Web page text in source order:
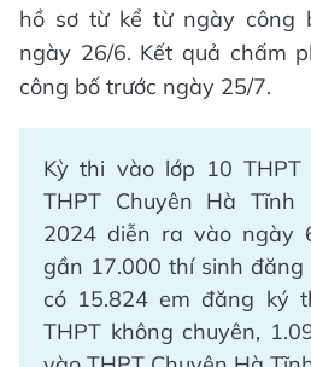
hồ sơ từ kể từ ngày công
ngày 26/6. Kết quả chấm
công bố trước ngày 25/7.
Kỳ thi vào lớp 10 THPT
THPT Chuyên Hà
2024 diễn ra vào ngày
gần 17.000 thí sinh
có 15.824 em đăng ký
THPT không chuyên,